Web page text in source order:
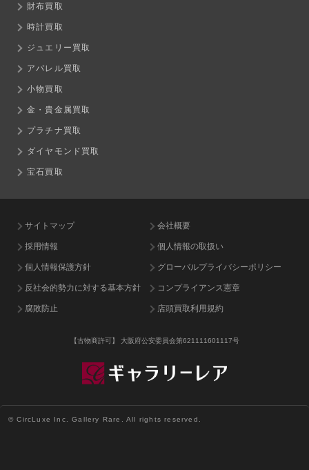
財布買取
時計買取
ジュエリー買取
アパレル買取
小物買取
金・貴金属買取
プラチナ買取
ダイヤモンド買取
宝石買取
サイトマップ 会社概要
採用情報 個人情報の取扱い
個人情報保護方針 グローバルプライバシーポリシー
反社会的勢力に対する基本方針 コンプライアンス憲章
腐敗防止 店頭買取利用規約
【古物商許可】 大阪府公安委員会第621111601117号
© CircLuxe Inc. Gallery Rare. All rights reserved.